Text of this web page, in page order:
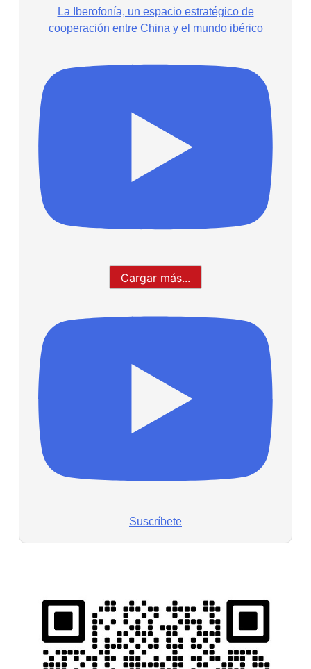
La Iberofonía, un espacio estratégico de
cooperación entre China y el mundo ibérico
Cargar más...
Suscríbete